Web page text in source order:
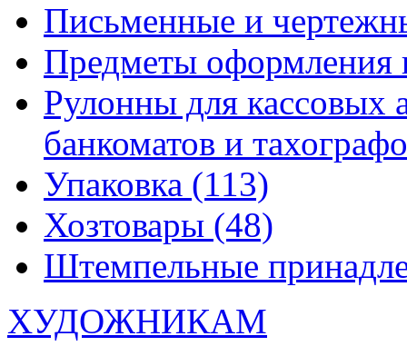
Письменные и
Предметы оформления
Рулонны для кассовых
банкоматов и
Упаковка (113)
Хозтовары (48)
Штемпельные
ХУДОЖНИКАМ